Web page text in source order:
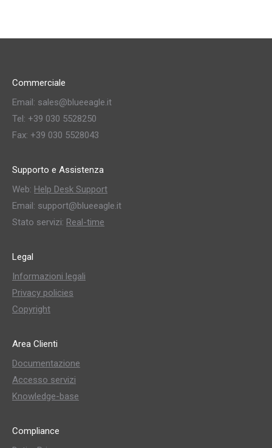
Commerciale
Email: sales@blueeagle.it
Tel: +39 030 5528250
Fax: +39 030 5528043
Supporto e Assistenza
Web: Help Desk Support
Email: support@blueeagle.it
Stato servizi: Real-time
Legal
Informazioni legali
Privacy policies
Copyright
Area Clienti
Documentazione
Accesso servizi
Knowledge-base
Compliance